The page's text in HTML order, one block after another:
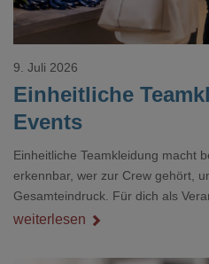
Einheitliche
Events
9. Juli 2026
Einheitliche Teamkleidung macht
erkennbar, wer zur Crew gehört,
Gesamteindruck. Für dich als
Nebenthema: Bei Textilien mit
weiterlesen